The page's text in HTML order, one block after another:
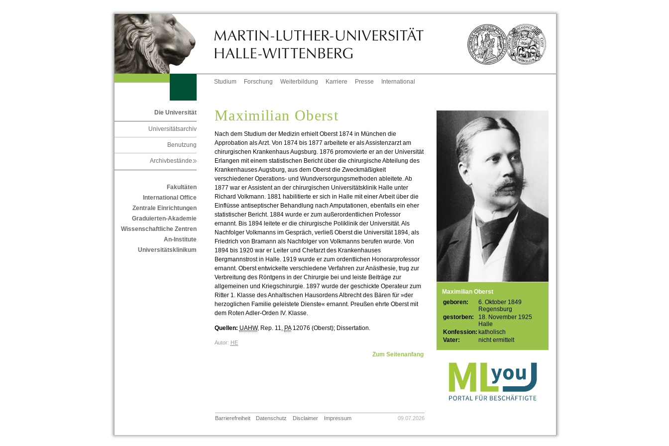
Studium Forschung Weiterbildung Karriere Presse International
Die Universität
Universitätsarchiv
Benutzung
Archivbestände
Fakultäten
International Office
Zentrale Einrichtungen
Graduierten-Akademie
Wissenschaftliche Zentren
An-Institute
Universitätsklinikum
Maximilian Oberst
geboren:
6. Oktober 1849
Regensburg
gestorben:
18. November 1925
Halle
Konfession: katholisch
Vater:
nicht ermittelt
Maximilian Oberst
Nach dem Studium der Medizin erhielt Oberst 1874 in München die
Approbation als Arzt. Von 1874 bis 1877 arbeitete er als Assistenzarzt am
chirurgischen Krankenhaus Augsburg. 1876 promovierte er an der Universität
Erlangen mit einem statistischen Bericht über die chirurgische Abteilung des
Krankenhauses Augsburg, aus dem Oberst die Zweckmäßigkeit
verschiedener Operations- und Wundversorgungsmethoden ableitete. Ab
1877 war er Assistent an der chirurgischen Universitätsklinik Halle unter
Richard Volkmann. 1881 habilitierte er sich in Halle mit einer Arbeit über die
Einflüsse antiseptischer Behandlung nach Amputationen, ebenfalls ein eher
statistischer Bericht. 1884 wurde er zum außerordentlichen Professor
ernannt. Bis 1894 leitete er die chirurgische Poliklinik der Universität. Als
Nachfolger Volkmanns im Gespräch, verließ Oberst die Universität 1894, als
Friedrich von Bramann als Nachfolger von Volkmanns berufen wurde. Von
1894 bis 1920 war er Leiter und Chefarzt des Krankenhauses
Bergmannstrost in Halle. 1919 wurde er zum ordentlichen Honorarprofessor
ernannt. Oberst entwickelte verschiedene Verfahren zur Anästhesie, trug zur
Verbreitung des Röntgens in der Chirurgie bei und leiste Beiträge zur
allgemeinen und Kriegschirurgie. 1897 wurde der geschickte Operateur zum
Ritter 1. Klasse des Anhaltischen Hausordens Albrecht des Bären für »der
herzoglichen Familie geleistete Dienste« ernannt. Preußen ehrte Oberst mit
dem Roten Adler-Orden IV. Klasse.
Quellen: UAHW, Rep. 11, PA12076 (Oberst); Dissertation.
Autor: HE
Zum Seitenanfang
Barrierefreiheit Datenschutz Disclaimer Impressum 09.07.2026